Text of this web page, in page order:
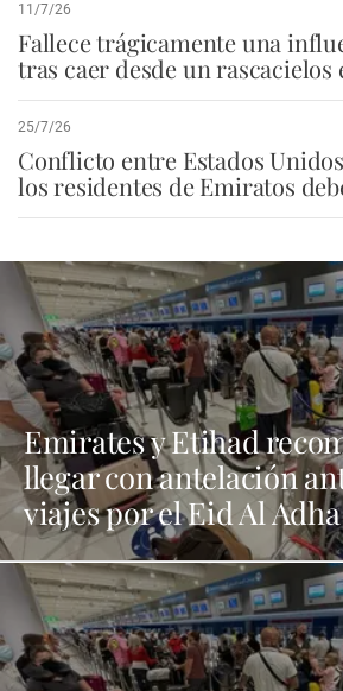
11/7/26
Fallece trágicamente una
tras caer desde un rascacielos
25/7/26
Conflicto entre Estados
los residentes de Emiratos
Emirates y Etihad
llegar con antelación
viajes por el Eid Al Adha